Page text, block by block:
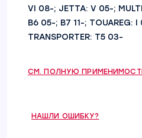
VI 08-; JETTA: V 05-;
B6 05-; B7 11-; TOUAREG:
TRANSPORTER: T5 03-
СМ. ПОЛНУЮ
НАШЛИ ОШИБКУ?